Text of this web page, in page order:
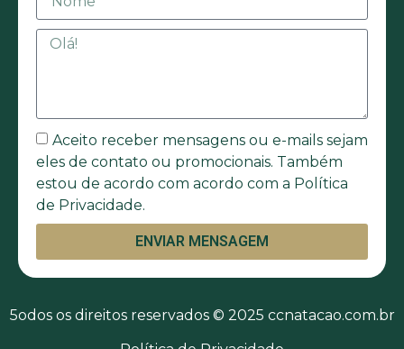
Aceito receber mensagens ou e-mails sejam
eles de contato ou promocionais. Também
estou de acordo com acordo com a Política
de Privacidade.
ENVIAR MENSAGEM
5odos os direitos reservados © 2025 ccnatacao.com.br